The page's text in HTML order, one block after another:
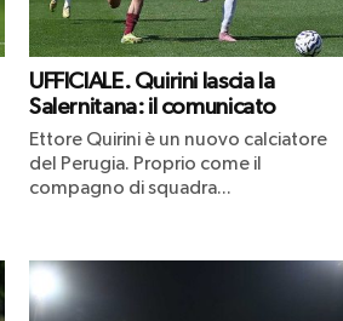
UFFICIALE. Quirini lascia la
Salernitana: il comunicato
Ettore Quirini è un nuovo calciatore
del Perugia. Proprio come il
compagno di squadra...